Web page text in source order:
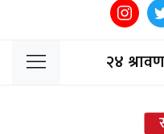
२४